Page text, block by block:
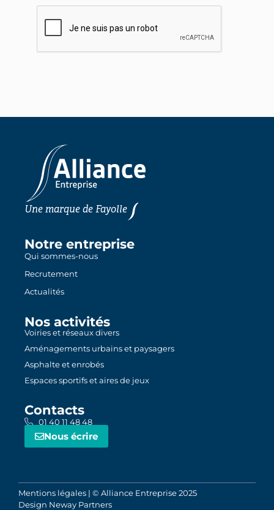
Une marque deFayolle
Notre entreprise
Qui sommes-nous
Recrutement
Actualités
Nos activités
Voiries et réseaux divers
Aménagements urbains et paysagers
Asphalte et enrobés
Espaces sportifs et aires de jeux
Contacts
01 40 11 48 48
Nous écrire
Mentions légales | © Alliance Entreprise 2025
Design Neway Partners